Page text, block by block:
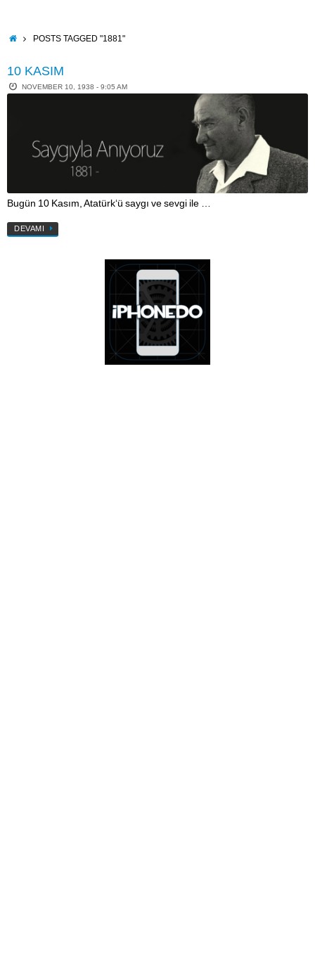
contentHOMEPOSTS TAGGED "1881"
10 KASIM
NOVEMBER 10, 1938 - 9:05 AM
Bugün 10 Kasım, Atatürk‘ü saygı ve sevgi ile …
DEVAMI